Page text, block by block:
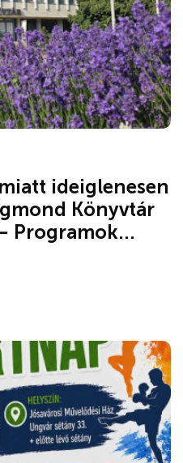
ideiglenesen
Könyvtár
Programok...